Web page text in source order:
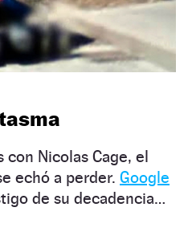
Nicolas Cage, el
echó a perder. Google
de su decadencia…